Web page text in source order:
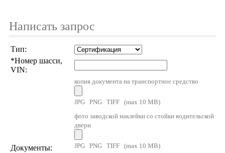
Написать запрос
Тип:
*Номер шасси,
VIN:
Документы:
копия документа на транспортное средство
JPG PNG TIFF (max 10 MB)
фото заводской наклейки со стойки водительской
двери
JPG PNG TIFF (max 10 MB)